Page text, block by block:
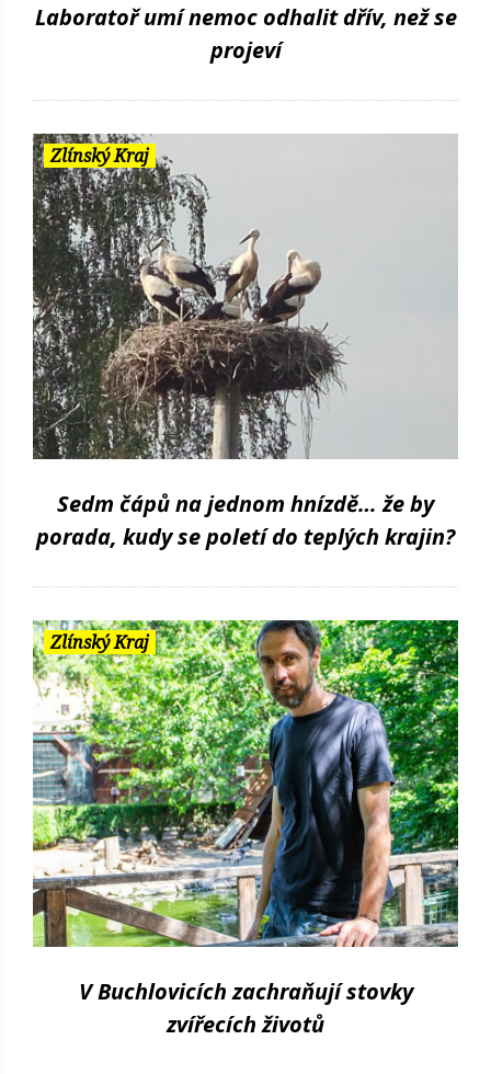
Laboratoř umí nemoc odhalit dřív, než se
projeví
Zlínský Kraj
Sedm čápů na jednom hnízdě… že by
porada, kudy se poletí do teplých krajin?
Zlínský Kraj
V Buchlovicích zachraňují stovky
zvířecích životů